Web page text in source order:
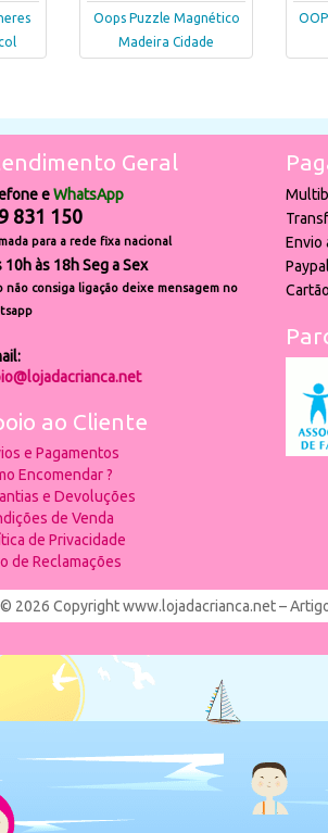
Oops Puzzle Magnético
Madeira Cidade
Geral
eWhatsApp
831 150
para a rede fixa nacional
10h às 18h Seg a Sex
não consiga ligação deixe mensagem no
ao Cliente
e Pagamentos
Encomendar ?
e Devoluções
de Venda
de Privacidade
de Reclamações
Envio
Paypal
© 2026 Copyright www.lojadacrianca.net –